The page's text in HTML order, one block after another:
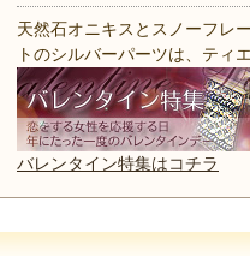
天然石オニキスとスノーフレ
トのシルバーパーツは、ティ
バレンタイン特集はコチラ